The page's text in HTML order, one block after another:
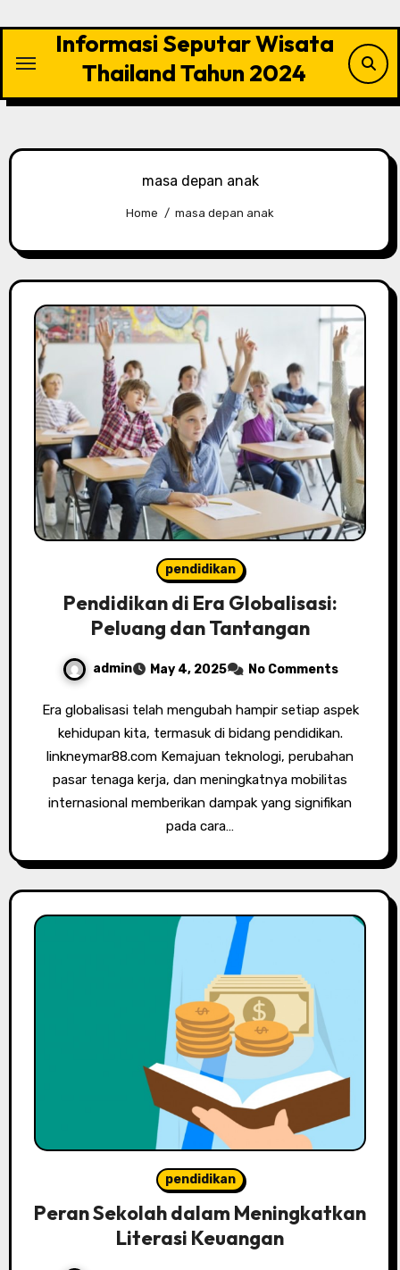
content
Informasi Seputar Wisata
Thailand Tahun 2024
masa depan anak
Home masa depan anak
pendidikan
Pendidikan di Era Globalisasi:
Peluang dan Tantangan
admin May 4, 2025 No Comments
Era globalisasi telah mengubah hampir setiap aspek
kehidupan kita, termasuk di bidang pendidikan.
linkneymar88.com Kemajuan teknologi, perubahan
pasar tenaga kerja, dan meningkatnya mobilitas
internasional memberikan dampak yang signifikan
pada cara…
pendidikan
Peran Sekolah dalam Meningkatkan
Literasi Keuangan